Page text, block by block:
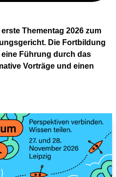
Thementag 2026 zum
Die Fortbildung
Führung durch das
Vorträge und einen